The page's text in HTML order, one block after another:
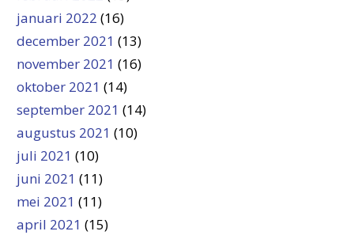
januari 2022 (16)
december 2021 (13)
november 2021 (16)
oktober 2021 (14)
september 2021 (14)
augustus 2021 (10)
juli 2021 (10)
juni 2021 (11)
mei 2021 (11)
april 2021 (15)